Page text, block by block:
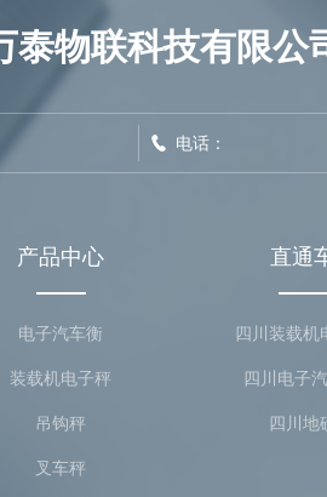
泰物联科技有限公
产品中心
电子汽车衡
装载机电子秤
吊钩秤
叉车秤
直通
四川装载机
四川电子
四川地